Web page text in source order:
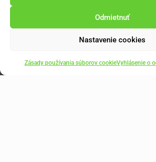
Odmietnuť
Nastavenie cookies
Zásady používania súborov cookieVyhlásenie o